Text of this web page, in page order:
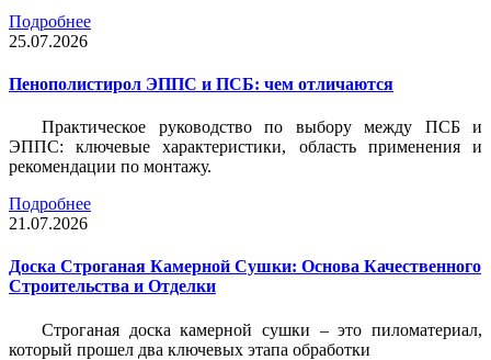
Подробнее
25.07.2026
Пенополистирол ЭППС и ПСБ: чем отличаются
Практическое руководство по выбору между ПСБ и
ЭППС: ключевые характеристики, область применения и
рекомендации по монтажу.
Подробнее
21.07.2026
Доска Строганая Камерной Сушки: Основа Качественного
Строительства и Отделки
Строганая доска камерной сушки – это пиломатериал,
который прошел два ключевых этапа обработки